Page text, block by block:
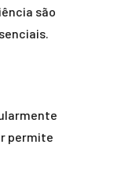
são
permite